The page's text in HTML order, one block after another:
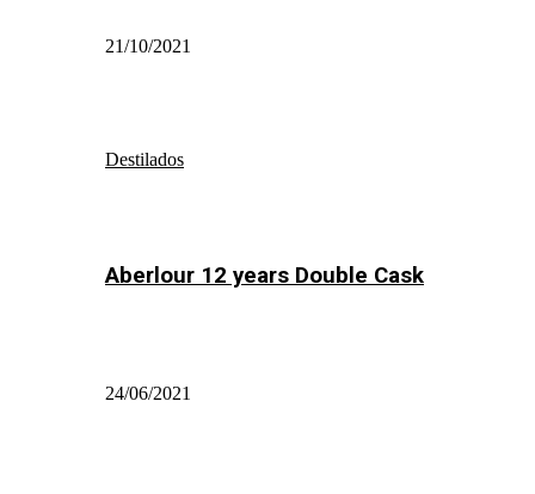
21/10/2021
Destilados
Aberlour 12 years Double Cask
24/06/2021